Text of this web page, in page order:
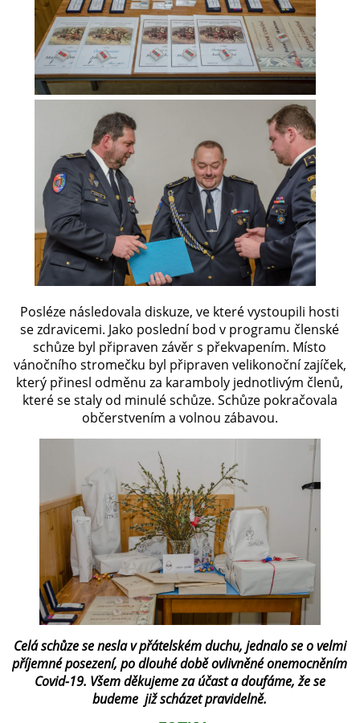
Posléze následovala diskuze, ve které vystoupili hosti
se zdravicemi. Jako poslední bod v programu členské
schůze byl připraven závěr s překvapením. Místo
vánočního stromečku byl připraven velikonoční zajíček,
který přinesl odměnu za karamboly jednotlivým členů,
které se staly od minulé schůze. Schůze pokračovala
občerstvením a volnou zábavou.
Celá schůze se nesla v přátelském duchu, jednalo se o velmi
příjemné posezení, po dlouhé době ovlivněné onemocněním
Covid-19. Všem děkujeme za účast a doufáme, že se
budeme jižscházet pravidelně.